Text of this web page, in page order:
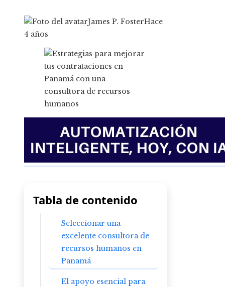
James P. FosterHace
4 años
Tabla de contenido
Seleccionar una
excelente consultora de
recursos humanos en
Panamá
El apoyo esencial para